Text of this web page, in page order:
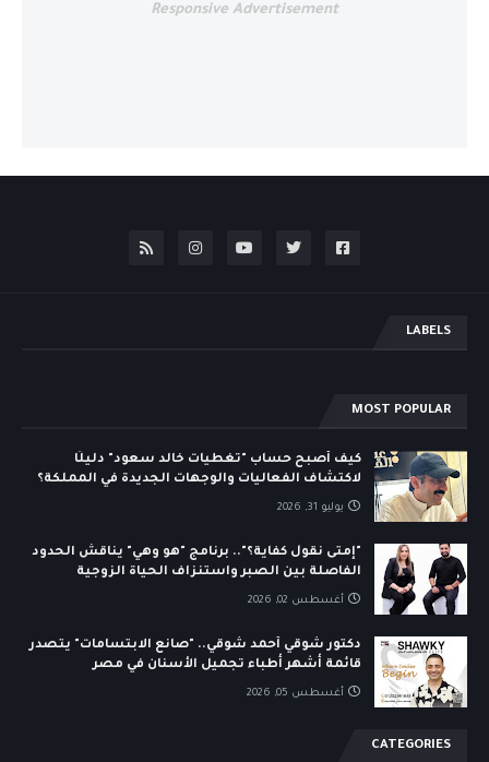
Responsive Advertisement
LABELS
MOST POPULAR
كيف أصبح حساب "تغطيات خالد سعود" دليلًا
لاكتشاف الفعاليات والوجهات الجديدة في المملكة؟
يوليو 31, 2026
"إمتى نقول كفاية؟".. برنامج "هو وهي" يناقش الحدود
الفاصلة بين الصبر واستنزاف الحياة الزوجية
أغسطس 02, 2026
دكتور شوقي أحمد شوقي.. "صانع الابتسامات" يتصدر
قائمة أشهر أطباء تجميل الأسنان في مصر
أغسطس 05, 2026
CATEGORIES